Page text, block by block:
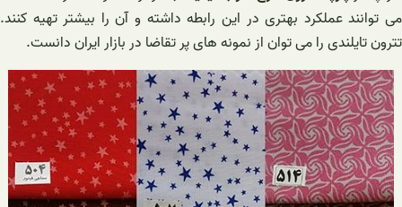
می توانند عملکرد بهتری در این رابطه داشته و آن را بیشتر تهیه کنند.
تترون تایلندی را می توان از نمونه های پر تقاضا در بازار ایران دانست.